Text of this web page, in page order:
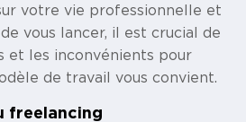
votre vie professionnelle et
vous lancer, il est crucial de
et les inconvénients pour
de travail vous convient.
freelancing